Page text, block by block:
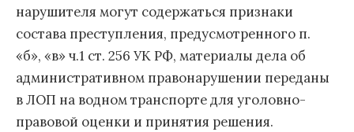
нарушителя могут содержаться признаки
состава преступления, предусмотренного п.
«б», «в» ч.1 ст. 256 УК РФ, материалы дела об
административном правонарушении переданы
в ЛОП на водном транспорте для уголовно-
правовой оценки и принятия решения.